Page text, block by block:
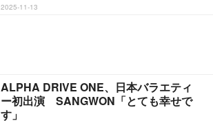
2025-11-13
ALPHA DRIVE ONE、日本バラエティ
ー初出演 SANGWON「とても幸せで
す」